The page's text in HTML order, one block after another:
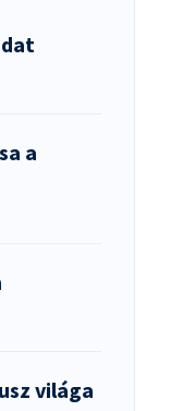
a
világa